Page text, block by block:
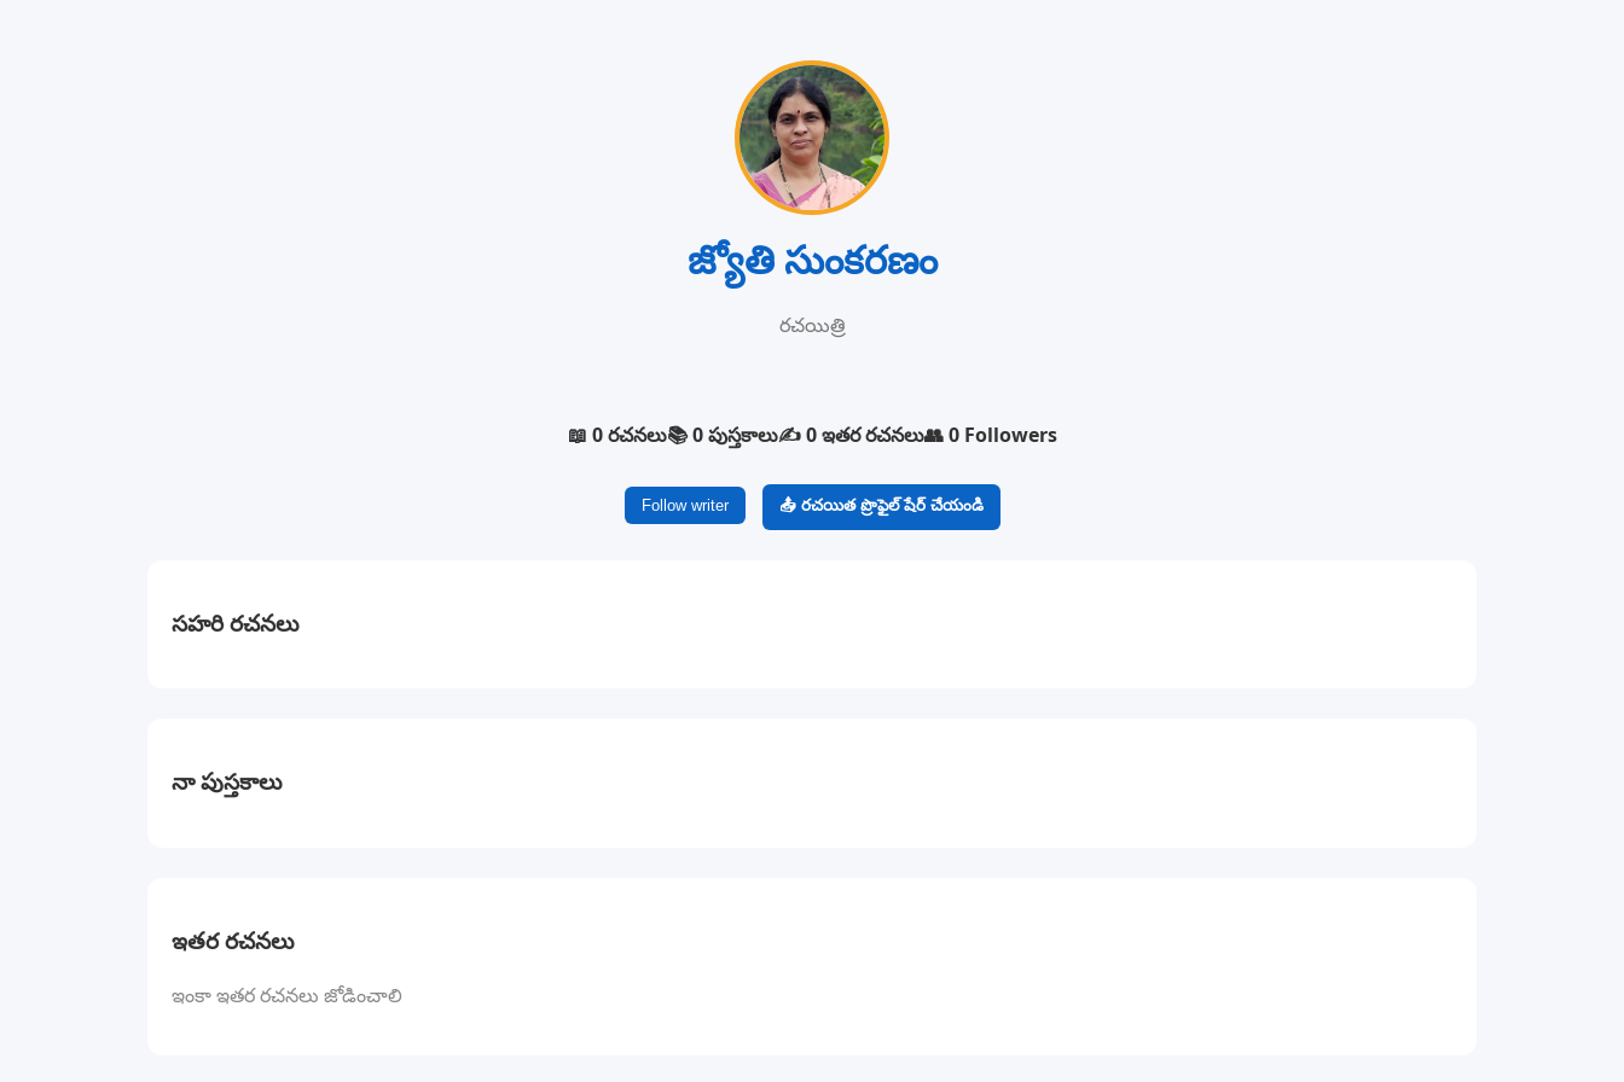
జ్యోతి సుంకరణం
రచయిత్రి
📖 0 రచనలు📚 0 పుస్తకాలు✍️ 0 ఇతర రచనలు👥 0 Followers
Follow writer 📤 రచయిత ప్రొఫైల్ షేర్ చేయండి
సహరి రచనలు
నా పుస్తకాలు
ఇతర రచనలు
ఇంకా ఇతర రచనలు జోడించాలి